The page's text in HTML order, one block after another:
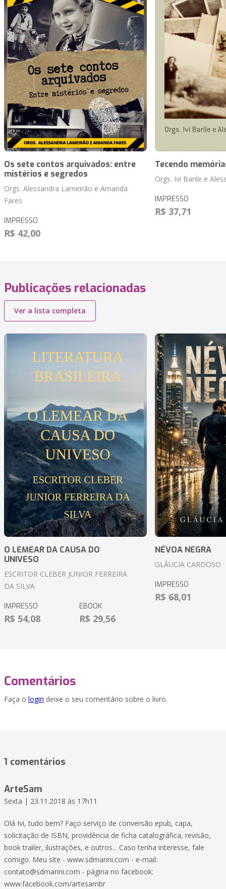
Os sete contos arquivados: entre
mistérios e segredos
Orgs. Alessandra Lameirão e Amanda
Fares
IMPRESSO
R$ 42,00
Tecendo
Orgs. Ivi Barile e
IMPRESSO
R$ 37,71
Publicações relacionadas
Ver a lista completa
O LEMEAR DA CAUSA DO
UNIVESO
ESCRITOR CLEBER JUNIOR FERREIRA
DA SILVA
IMPRESSO
R$ 54,08
EBOOK
R$ 29,56
NÉVOA NEGRA
GLÁUCIA CARDOSO
IMPRESSO
R$ 68,01
Comentários
Faça o login deixe o seu comentário sobre o livro.
1 comentários
ArteSam
Sexta | 23.11.2018 às 17h11
Olá Ivi, tudo bem? Faço serviço de conversão epub, capa,
solicitação de ISBN, providência de ficha catalográfica, revisão,
book trailer, ilustrações, e outros... Caso tenha interesse, fale
comigo. Meu site - www.sdmarini.com - e-mail:
contato@sdmarini.com - página no facebook:
www.facebook.com/artesambr